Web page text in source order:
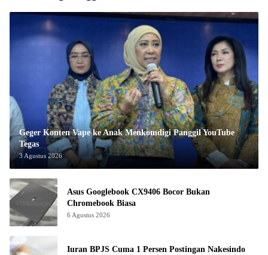
Geger Konten Vape ke Anak Menkomdigi Panggil YouTube
Tegas
3 Agustus 2026
Asus Googlebook CX9406 Bocor Bukan
Chromebook Biasa
6 Agustus 2026
Iuran BPJS Cuma 1 Persen Postingan Nakesindo